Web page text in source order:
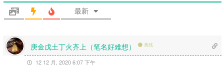
最新
庚金戊土丁火齐上（笔名好难想） 离线
12 12 月, 2020 6:07 下午